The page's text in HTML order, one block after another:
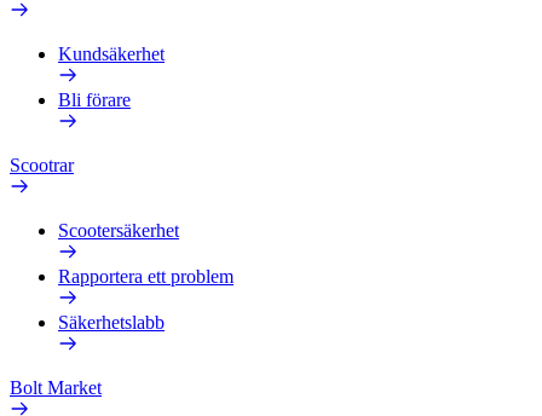
Kundsäkerhet
Bli förare
Scootrar
Scootersäkerhet
Rapportera ett problem
Säkerhetslabb
Bolt Market